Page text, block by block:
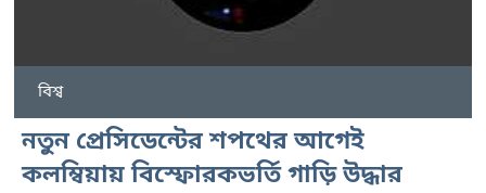
বিশ্ব
নতুন প্রেসিডেন্টের শপথের আগেই
কলম্বিয়ায় বিস্ফোরকভর্তি গাড়ি উদ্ধার